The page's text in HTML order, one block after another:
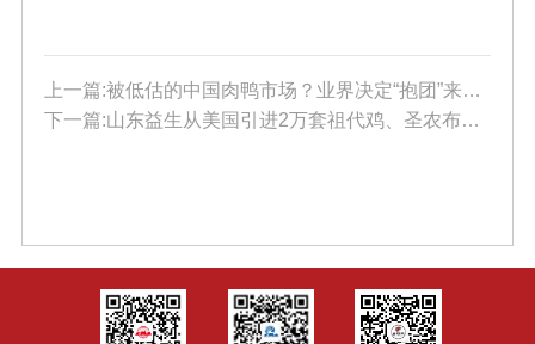
上一篇:被低估的中国肉鸭市场？业界决定“抱团”来引领消费新风尚
下一篇:山东益生从美国引进2万套祖代鸡、​圣农布局肉杂鸡、喜翔7亿元禽肉食品深加工项目落地